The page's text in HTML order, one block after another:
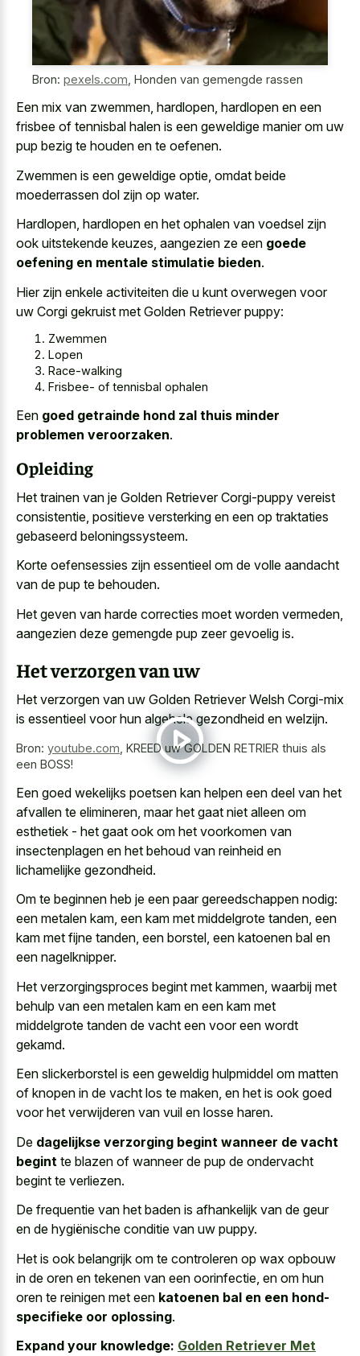
Bron: pexels.com Honden van gemengde rassen
Een mix van zwemmen, hardlopen, hardlopen en een
frisbee of tennisbal halen is een geweldige manier om uw
pup bezig te houden en te oefenen.
Zwemmen is een geweldige optie, omdat beide
moederrassen dol zijn op water.
Hardlopen, hardlopen en het ophalen van voedsel zijn
ook uitstekende keuzes, aangezien ze een goede
oefening en mentale stimulatie bieden.
Hier zijn enkele activiteiten die u kunt overwegen voor
uw Corgi gekruist met Golden Retriever puppy:
Zwemmen
Lopen
Race-walking
Frisbee- of tennisbal ophalen
Een goed getrainde hond zal thuis minder
problemen veroorzaken.
Opleiding
Het trainen van je Golden Retriever Corgi-puppy vereist
consistentie, positieve versterking en een op traktaties
gebaseerd beloningssysteem.
Korte oefensessies zijn essentieel om de volle aandacht
van de pup te behouden.
Het geven van harde correcties moet worden vermeden
aangezien deze gemengde pup zeer gevoelig is.
Het verzorgen van uw
Het verzorgen van uw Golden Retriever Welsh Corgi-mix
is essentieel voor hun algehele gezondheid en welzijn.
Bron: youtube.com KREED uw GOLDEN RETRIER thuis als
een BOSS!
Een goed wekelijks poetsen kan helpen een deel van het
afvallen te elimineren, maar het gaat niet alleen om
esthetiek - het gaat ook om het voorkomen van
insectenplagen en het behoud van reinheid en
lichamelijke gezondheid.
Om te beginnen heb je een paar gereedschappen nodig:
een metalen kam, een kam met middelgrote tanden, een
kam met fijne tanden, een borstel, een katoenen bal en
een nagelknipper.
Het verzorgingsproces begint met kammen, waarbij met
behulp van een metalen kam en een kam met
middelgrote tanden de vacht een voor een wordt
gekamd.
Een slickerborstel is een geweldig hulpmiddel om matten
of knopen in de vacht los te maken, en het is ook goed
voor het verwijderen van vuil en losse haren.
De dagelijkse verzorging begint wanneer de vacht
begint te blazen of wanneer de pup de ondervacht
begint te verliezen.
De frequentie van het baden is afhankelijk van de geur
en de hygiënische conditie van uw puppy.
Het is ook belangrijk om te controleren op wax opbouw
in de oren en tekenen van een oorinfectie, en om hun
oren te reinigen met een katoenen bal en een hond-
specifieke oor oplossing.
Expand your knowledge: Golden Retriever Met